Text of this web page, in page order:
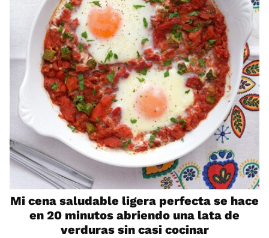
Mi cena saludable ligera perfecta se hace
en 20 minutos abriendo una lata de
verduras sin casi cocinar